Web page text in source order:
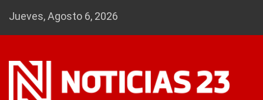
Jueves, Agosto 6, 2026